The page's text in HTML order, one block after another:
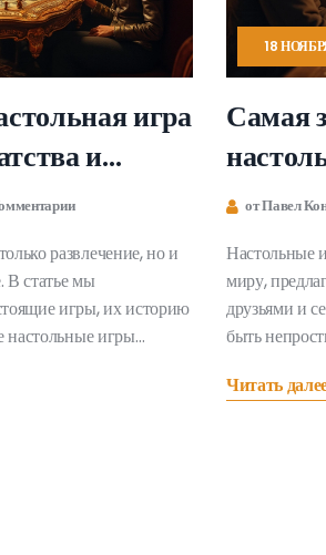
игра
и
развлечение, но и
В статье мы
игры, их историю
настольные игры
историями о
18
Самая
от Павел
Настольные
миру,
друзьями и
быть
Читать